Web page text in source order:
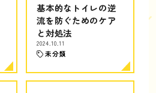
基本的なトイレの逆
流を防ぐためのケア
と対処法
2024.10.11
未分類